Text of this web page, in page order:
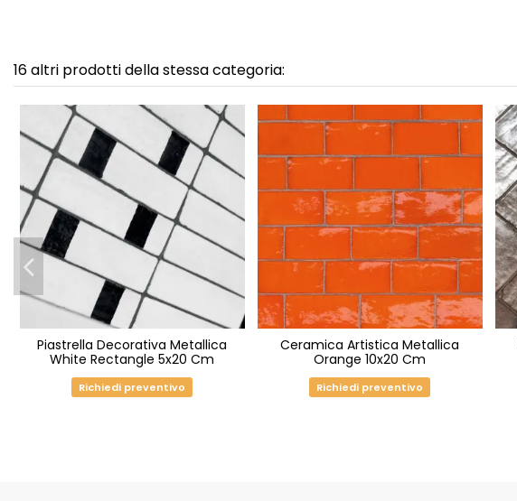
16 altri prodotti della stessa categoria:
Piastrella Decorativa Metallica
White Rectangle 5x20 Cm
Richiedi preventivo
Ceramica Artistica Metallica
Orange 10x20 Cm
Richiedi preventivo